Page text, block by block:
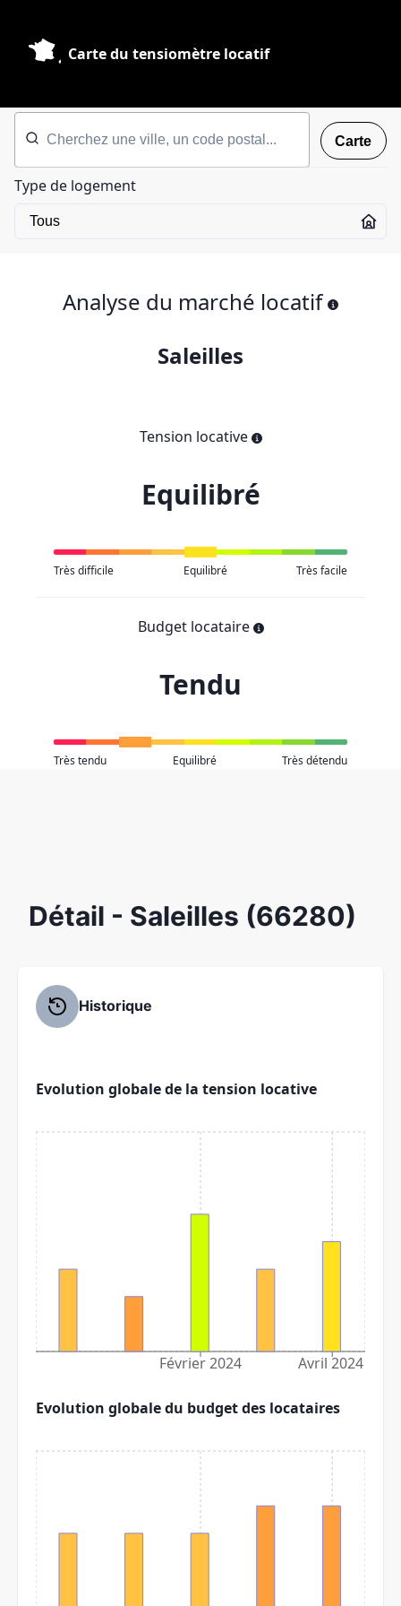
Carte du tensiomètre locatif
Carte
Type de logement
Analyse du marché locatif
Saleilles
Tension locative
Equilibré
Très difficile Equilibré Très facile
Budget locataire
Tendu
Très tendu Equilibré Très détendu
Détail - Saleilles (66280)
Historique
Evolution globale de la tension locative
Février 2024 Avril 2024
Evolution globale du budget des locataires